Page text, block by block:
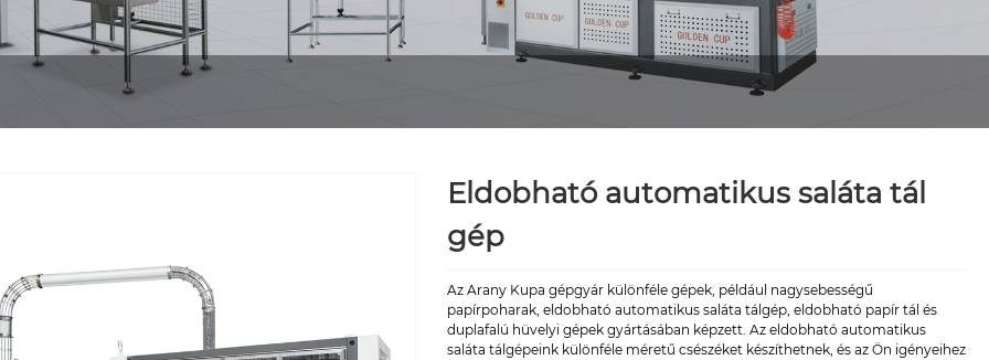
Eldobható automatikus saláta tál
gép
Az Arany Kupa gépgyár különféle gépek, például nagysebességű
papírpoharak, eldobható automatikus saláta tálgép, eldobható papír tál és
duplafalú hüvelyi gépek gyártásában képzett. Az eldobható automatikus
saláta tálgépeink különféle méretű csészéket készíthetnek, és az Ön igényeihez